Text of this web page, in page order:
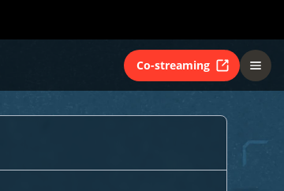
Co-streaming